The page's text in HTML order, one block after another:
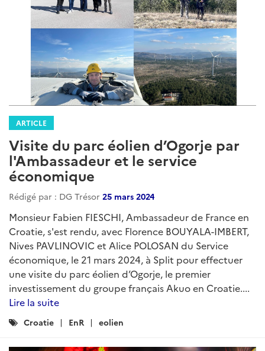
ARTICLE
Visite du parc éolien d’Ogorje par
l'Ambassadeur et le service
économique
Rédigé par : DG Trésor 25 mars 2024
Monsieur Fabien FIESCHI, Ambassadeur de France en
Croatie, s'est rendu, avec Florence BOUYALA-IMBERT,
Nives PAVLINOVIC et Alice POLOSAN du Service
économique, le 21 mars 2024, à Split pour effectuer
une visite du parc éolien d’Ogorje, le premier
investissement du groupe français Akuo en Croatie....
Lire la suite
Catégories
Croatie EnR eolien